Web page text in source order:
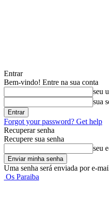
Entrar
Bem-vindo! Entre na sua conta
seu
sua
Forgot your password? Get help
Recuperar senha
Recupere sua senha
seu
Uma senha será enviada por e-
Os Paraiba